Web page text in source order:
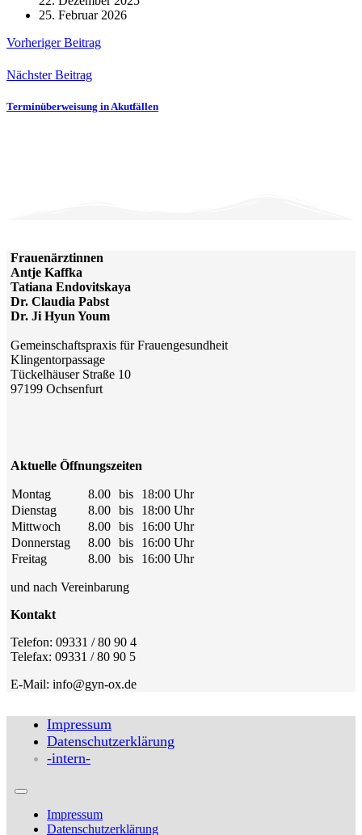
25. Februar 2026
Vorheriger Beitrag
Nächster Beitrag
Terminüberweisung in Akutfällen
Frauenärztinnen
Antje Kaffka
Tatiana Endovitskaya
Dr. Claudia Pabst
Dr. Ji Hyun Youm
Gemeinschaftspraxis für Frauengesundheit
Klingentorpassage
Tückelhäuser Straße 10
97199 Ochsenfurt
Aktuelle Öffnungszeiten
Montag 8.00 bis
18:00 Uhr
Dienstag
8.00 bis
18:00 Uhr
Mittwoch
8.00 bis
16:00 Uhr
Donnerstag
8.00 bis
16:00 Uhr
Freitag
8.00 bis 16:00 Uhr
und nach Vereinbarung
Kontakt
Telefon: 09331 / 80 90 4
Telefax: 09331 / 80 90 5
E-Mail: info@gyn-ox.de
Impressum
Datenschutz­erklärung
-intern-
Impressum
Datenschutz­erklärung